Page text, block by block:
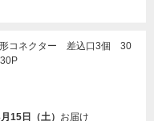
コネクター 差込口3個 30
15日（土） お届け